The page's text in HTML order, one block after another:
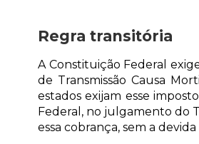
Regra transitória
A Constituição Federal
de Transmissão Causa
estados exijam esse
Federal, no julgamento do
essa cobrança, sem a